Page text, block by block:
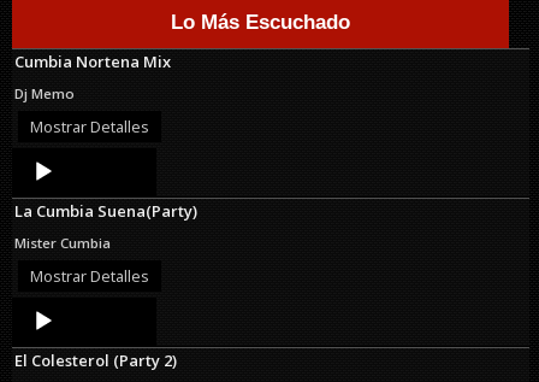
Lo Más Escuchado
Cumbia Nortena Mix
Dj Memo
Mostrar Detalles
Audio
Player
La Cumbia Suena(Party)
Mister Cumbia
Mostrar Detalles
Audio
Player
El Colesterol (Party 2)